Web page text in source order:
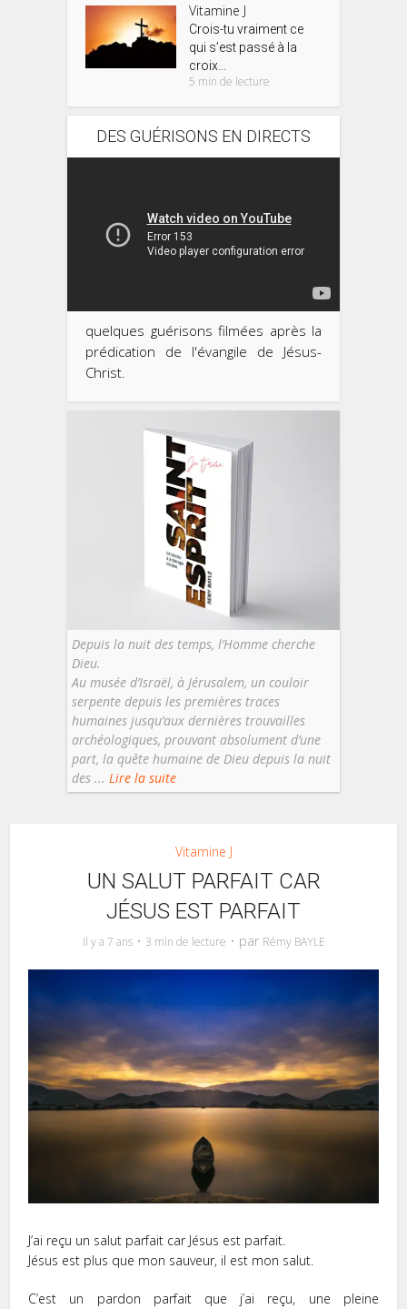
Vitamine J
Crois-tu vraiment ce
qui s’est passé à la
croix...
5 min de lecture
DES GUÉRISONS EN DIRECTS
quelques guérisons filmées après la
prédication de l'évangile de Jésus-
Christ.
Depuis la nuit des temps, l’Homme cherche
Dieu.
Au musée d’Israël, à Jérusalem, un couloir
serpente depuis les premières traces
humaines jusqu’aux dernières trouvailles
archéologiques, prouvant absolument d’une
part, la quête humaine de Dieu depuis la nuit
des ... Lire la suite
Vitamine J
UN SALUT PARFAIT CAR
JÉSUS EST PARFAIT
Il y a 7 ans 3 min de lecture par Rémy BAYLE
J’ai reçu un salut parfait car Jésus est parfait.
Jésus est plus que mon sauveur, il est mon salut.
C’est un pardon parfait que j’ai reçu, une pleine